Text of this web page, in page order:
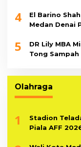
4
El Barino
Medan Denai
5
DR Lily MBA
Tong
Olahraga
1
Stadion
Piala AFF